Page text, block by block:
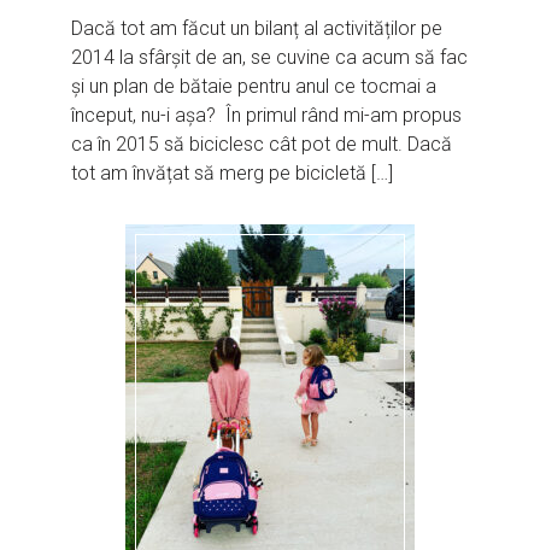
Dacă tot am făcut un bilanț al activităților pe
2014 la sfârșit de an, se cuvine ca acum să fac
și un plan de bătaie pentru anul ce tocmai a
început, nu-i așa? În primul rând mi-am propus
ca în 2015 să biciclesc cât pot de mult. Dacă
tot am învățat să merg pe bicicletă […]